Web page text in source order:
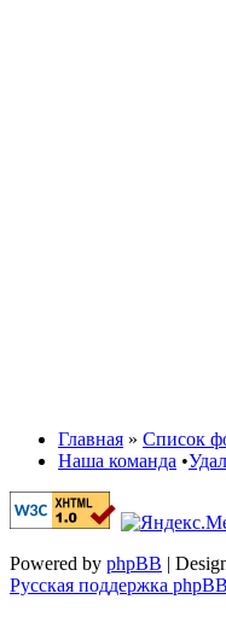
Главная » Список
Наша команда •
Powered by phpBB |
Русская поддержка phpBB